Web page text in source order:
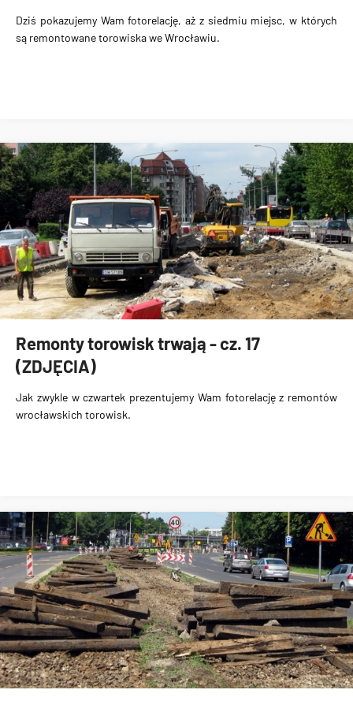
Dziś pokazujemy Wam fotorelację, aż z siedmiu miejsc, w których
są remontowane torowiska we Wrocławiu.
Remonty torowisk trwają - cz. 17
(ZDJĘCIA)
Jak zwykle w czwartek prezentujemy Wam fotorelację z remontów
wrocławskich torowisk.